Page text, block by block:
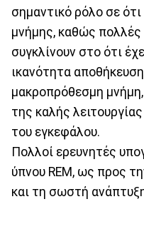
σημαντικό ρόλο σε
μνήμης, καθώς πολλές
συγκλίνουν στο ότι
ικανότητα
μακροπρόθεσμη
της καλής
του εγκεφάλου.
Πολλοί ερευνητές
ύπνου REM, ως προς
και τη σωστή